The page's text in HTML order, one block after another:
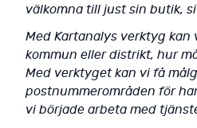
välkomna till just sin butik,
Med Kartanalys verktyg
kommun eller distrikt, hur
Med verktyget kan vi få
postnummerområden för
vi började arbeta med